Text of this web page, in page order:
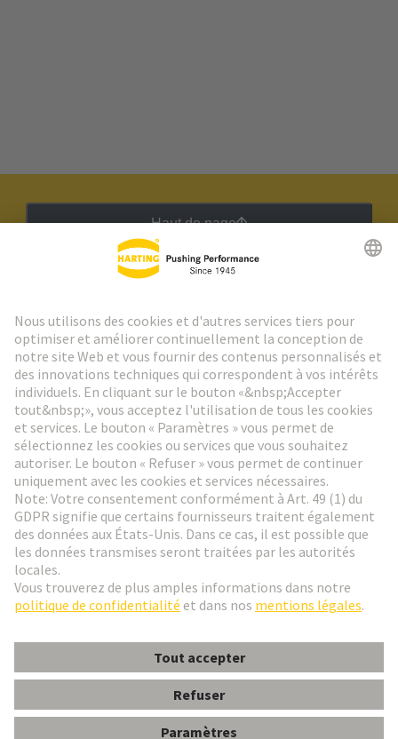
Haut de page
Aller à l'inscription
Social Media
France Français
© HARTING Technology Group
ContactPolitique de confidentialité
Conditions Générales de Vente